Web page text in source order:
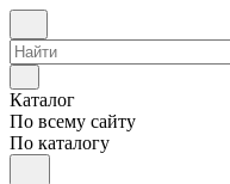
Каталог
По всему сайту
По каталогу